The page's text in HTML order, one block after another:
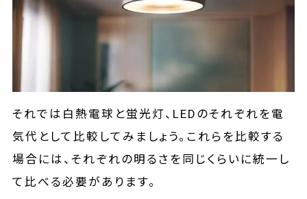
それでは白熱電球と蛍光灯、LEDのそれぞれを電
気代として比較してみましょう。これらを比較する
場合には、それぞれの明るさを同じくらいに統一し
て比べる必要があります。